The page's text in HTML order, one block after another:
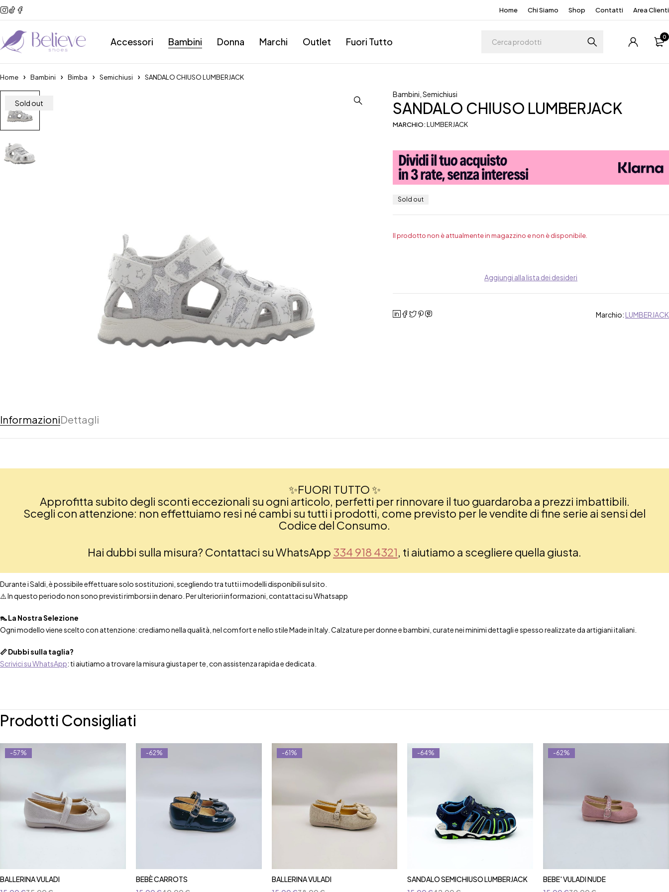
Home Chi Siamo Shop Contatti Area Clienti
Accessori Bambini Donna Marchi Outlet Fuori Tutto 0
Home Bambini Bimba Semichiusi SANDALO CHIUSO LUMBERJACK
Sold out
Bambini ,Semichiusi
SANDALO CHIUSO LUMBERJACK
MARCHIO:LUMBERJACK
Sold out
Il prodotto non è attualmente in magazzino e non è disponibile.
Aggiungi alla lista dei desideri
Marchio: LUMBERJACK
InformazioniDettagli
✨FUORI TUTTO ✨
Approfitta subito degli sconti eccezionali su ogni articolo, perfetti per rinnovare il tuo guardaroba a prezzi imbattibili.
Scegli con attenzione: non effettuiamo resi né cambi su tutti i prodotti, come previsto per le vendite di fine serie ai sensi del
Codice del Consumo.
Hai dubbi sulla misura? Contattaci su WhatsApp 334 918 4321, ti aiutiamo a scegliere quella giusta.
Durante i Saldi, è possibile effettuare solo sostituzioni, scegliendo tra tutti i modelli disponibili sul sito.
⚠️ In questo periodo non sono previsti rimborsi in denaro. Per ulteriori informazioni, contattaci su Whatsapp
👠 La Nostra Selezione
Ogni modello viene scelto con attenzione: crediamo nella qualità, nel comfort e nello stile Made in Italy. Calzature per donne e bambini, curate nei minimi dettagli e spesso realizzate da artigiani italiani.
📏 Dubbi sulla taglia?
Scrivici su WhatsApp: ti aiutiamo a trovare la misura giusta per te, con assistenza rapida e dedicata.
Prodotti Consigliati
-57%
BALLERINA VULADI
-62%
BEBÈ CARROTS
-61%
BALLERINA VULADI
-64%
SANDALO SEMICHIUSO LUMBERJACK
-62%
Aggiungi al carrello
BEBE' VULADI NUDE